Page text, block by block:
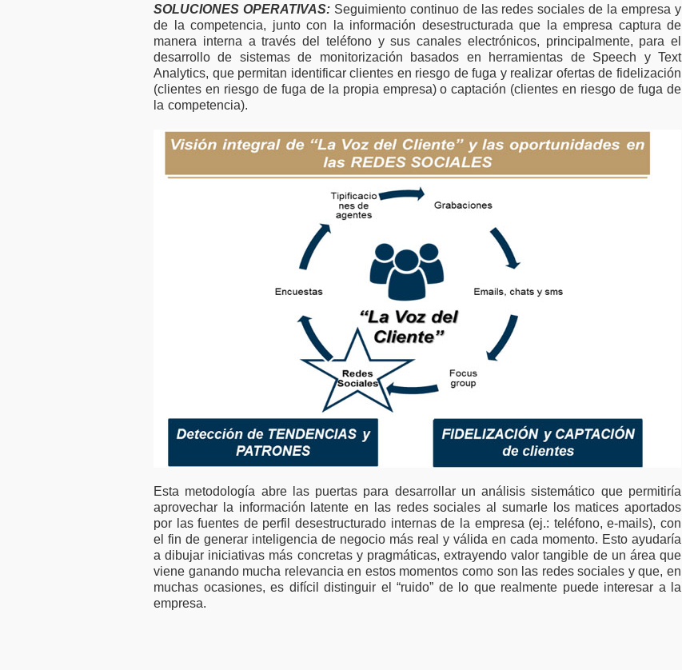
SOLUCIONES OPERATIVAS:Seguimiento continuo de las redes sociales de la empresa y
de la competencia, junto con la información desestructurada que la empresa captura de
manera interna a través del teléfono y sus canales electrónicos, principalmente, para el
desarrollo de sistemas de monitorización basados en herramientas de Speech y Text
Analytics, que permitan identificar clientes en riesgo de fuga y realizar ofertas de fidelización
(clientes en riesgo de fuga de la propia empresa) o captación (clientes en riesgo de fuga de
la competencia).
Esta metodología abre las puertas para desarrollar un análisis sistemático que permitiría
aprovechar la información latente en las redes sociales al sumarle los matices aportados
por las fuentes de perfil desestructurado internas de la empresa (ej.: teléfono, e-mails), con
el fin de generar inteligencia de negocio más real y válida en cada momento. Esto ayudaría
a dibujar iniciativas más concretas y pragmáticas, extrayendo valor tangible de un área que
viene ganando mucha relevancia en estos momentos como son las redes sociales y que, en
muchas ocasiones, es difícil distinguir el “ruido” de lo que realmente puede interesar a la
empresa.